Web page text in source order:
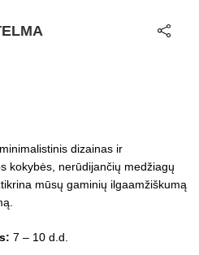
dizainas ir
kokybės, nerūdijančių medžiagų
mūsų gaminių ilgaamžiškumą
7 – 10 d.d.